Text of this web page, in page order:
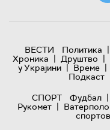
ВЕСТИ Политика |
Хроника | Друштво |
у Украјини | Време |
Подкаст
СПОРТ
Фудбал |
Рукомет | Ватерполо